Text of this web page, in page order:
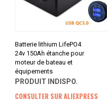
Batterie lithium LifePO4
24v 150Ah étanche pour
moteur de bateau et
équipements
PRODUIT INDISPO.
CONSULTER SUR ALIEXPRESS